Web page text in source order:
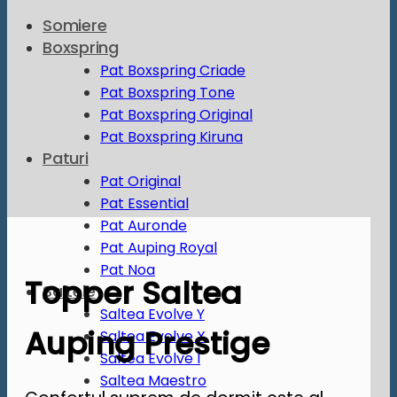
Somiere
Boxspring
Pat Boxspring Criade
Pat Boxspring Tone
Pat Boxspring Original
Pat Boxspring Kiruna
Paturi
Pat Original
Pat Essential
Pat Auronde
Pat Auping Royal
Pat Noa
Saltele
Saltea Evolve Y
Saltea Evolve X
Saltea Evolve I
Saltea Maestro
Topper Saltea
Auping Prestige